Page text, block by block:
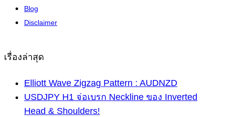
Blog
Disclaimer
เรื่องล่าสุด
Elliott Wave Zigzag Pattern : AUDNZD
USDJPY H1 จ่อเบรก Neckline ของ Inverted
Head & Shoulders!